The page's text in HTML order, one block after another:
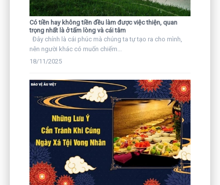
Có tiền hay không tiền đều làm được việc thiện, quan
trọng nhất là ở tấm lòng và cái tâm
Đây chính là cái phúc mà chúng ta tự tạo ra cho mình,
nên người khác có muốn chiếm...
18/11/2025